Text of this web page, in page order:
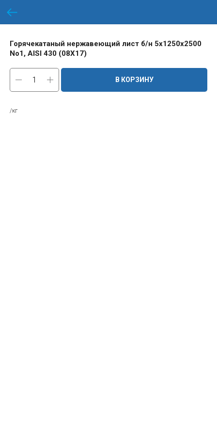
Горячекатаный нержавеющий лист б/н 5х1250х2500
No1, AISI 430 (08Х17)
В КОРЗИНУ
/кг